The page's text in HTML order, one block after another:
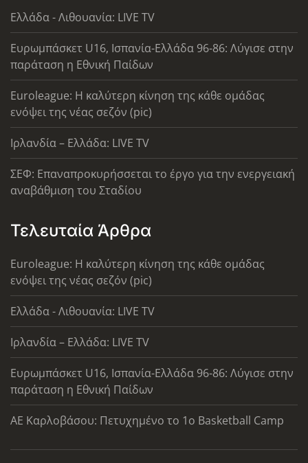
Ελλάδα - Λιθουανία: LIVE TV
Ευρωμπάσκετ U16, Ισπανία-Ελλάδα 96-86: Λύγισε στην
παράταση η Εθνική Παίδων
Euroleague: Η καλύτερη κίνηση της κάθε ομάδας
ενόψει της νέας σεζόν (pic)
Ιρλανδία – Ελλάδα: LIVE TV
ΣΕΦ: Επαναπροκυρήσσεται το έργο για την ενεργειακή
αναβάθμιση του Σταδίου
Τελευταία Άρθρα
Euroleague: Η καλύτερη κίνηση της κάθε ομάδας
ενόψει της νέας σεζόν (pic)
Ελλάδα - Λιθουανία: LIVE TV
Ιρλανδία – Ελλάδα: LIVE TV
Ευρωμπάσκετ U16, Ισπανία-Ελλάδα 96-86: Λύγισε στην
παράταση η Εθνική Παίδων
ΑΕ Καρλοβάσου: Πετυχημένο το 1ο Basketball Camp